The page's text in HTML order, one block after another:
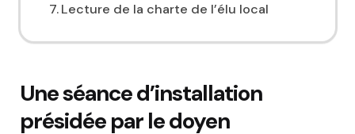
Lecture de la charte de l’élu local
Une séance d’installation
présidée par le doyen